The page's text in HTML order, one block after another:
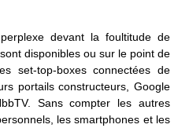
devant la foultitude de
disponibles ou sur le point de
set-top-boxes connectées de
portails constructeurs, Google
Sans compter les autres
les smartphones et les